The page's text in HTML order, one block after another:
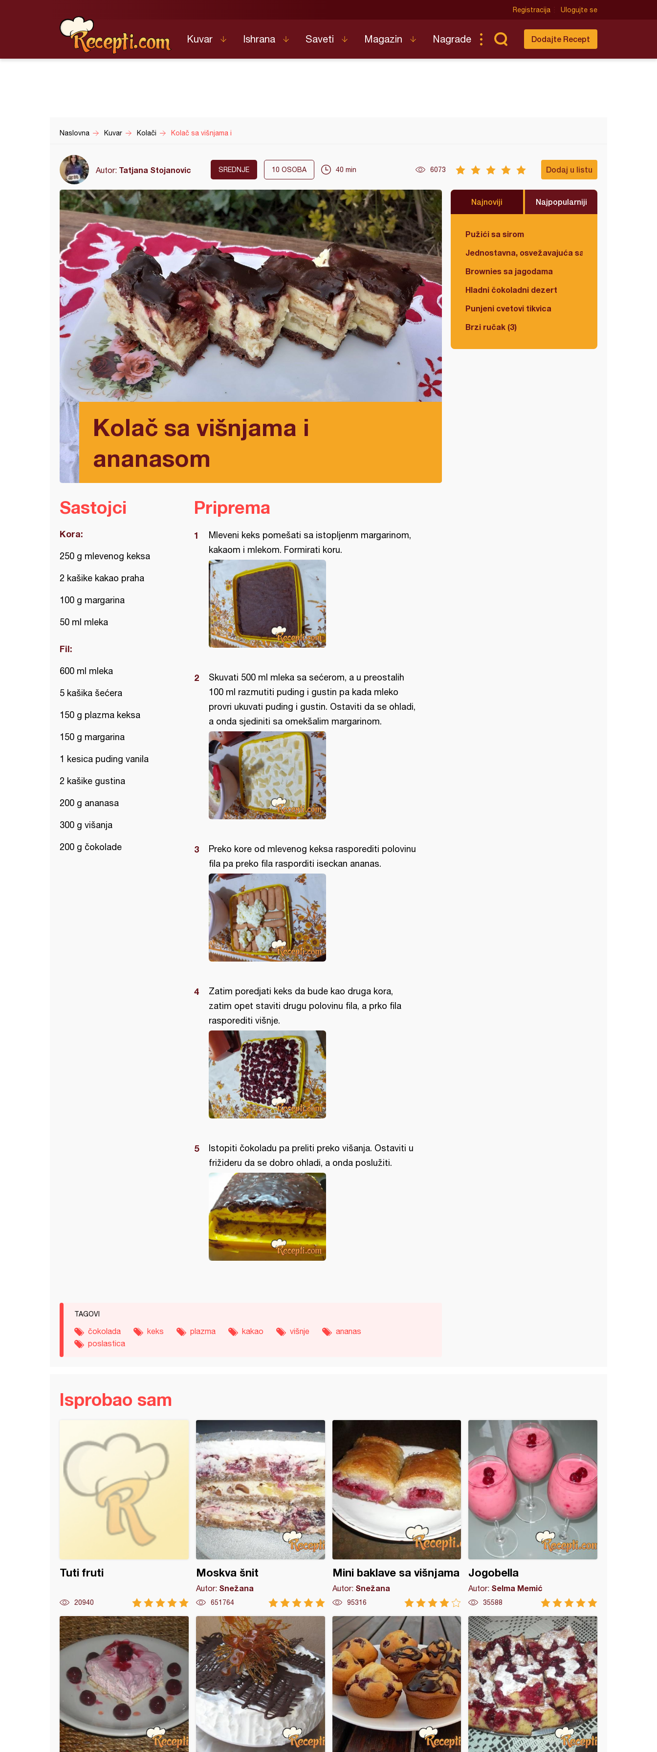
Registracija Ulogujte se
Kuvar Ishrana Saveti Magazin Nagrade Dodajte Recept
Naslovna Kuvar Kolači Kolač sa višnjama i
Autor: Tatjana Stojanovic SREDNJE 10 OSOBA 40 min 6073 Dodaj u listu
Kolač sa višnjama i
ananasom
Najnoviji Najpopularniji
Pužići sa sirom
Jednostavna, osvežavajuća salata
Brownies sa jagodama
Hladni čokoladni dezert
Punjeni cvetovi tikvica
Brzi ručak (3)
Sastojci
Kora:
250 g mlevenog keksa
2 kašike kakao praha
100 g margarina
50 ml mleka
Fil:
600 ml mleka
5 kašika šećera
150 g plazma keksa
150 g margarina
1 kesica puding vanila
2 kašike gustina
200 g ananasa
300 g višanja
200 g čokolade
Priprema
Mleveni keks pomešati sa istopljenm margarinom,
kakaom i mlekom. Formirati koru.
Skuvati 500 ml mleka sa sećerom, a u preostalih
100 ml razmutiti puding i gustin pa kada mleko
provri ukuvati puding i gustin. Ostaviti da se ohladi,
a onda sjediniti sa omekšalim margarinom.
Preko kore od mlevenog keksa rasporediti polovinu
fila pa preko fila rasporditi iseckan ananas.
Zatim poredjati keks da bude kao druga kora,
zatim opet staviti drugu polovinu fila, a prko fila
rasporediti višnje.
Istopiti čokoladu pa preliti preko višanja. Ostaviti u
frižideru da se dobro ohladi, a onda poslužiti.
TAGOVI
čokolada keks plazma kakao višnje
ananas
poslastica
Isprobao sam
Tuti fruti
20940
Moskva šnit
Autor: Snežana
651764
Mini baklave sa višnjama
Autor: Snežana
95316
Jogobella
Autor: Selma Memić
35588
kolač sa višnjama